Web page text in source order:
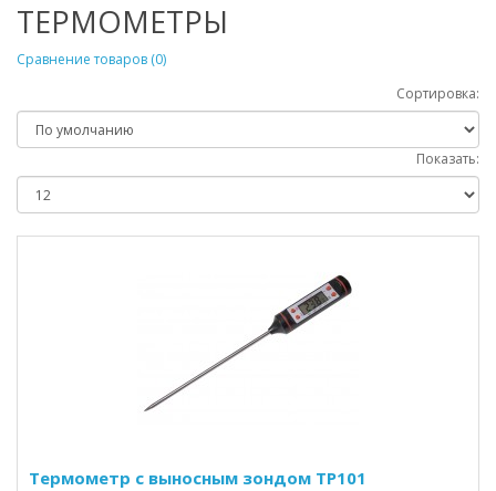
ТЕРМОМЕТРЫ
Сравнение товаров (0)
Сортировка:
Показать:
Термометр с выносным зондом TP101